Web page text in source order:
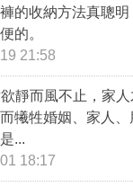
的收納方法真聰
的。
21:58
靜而風不止，家
犧牲婚姻、家人
...
18:17